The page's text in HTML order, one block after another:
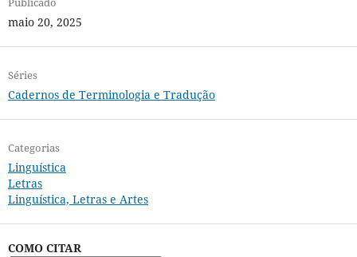
maio 20, 2025
Séries
Cadernos de Terminologia e Tradução
Categorias
Linguística
Letras
Linguística, Letras e Artes
COMO CITAR